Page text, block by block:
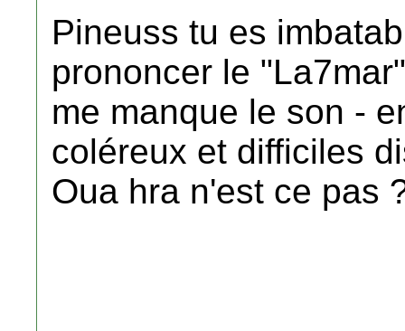
Pineuss tu es
prononcer le
me manque le son -
coléreux et difficiles
Oua hra n'est ce pas